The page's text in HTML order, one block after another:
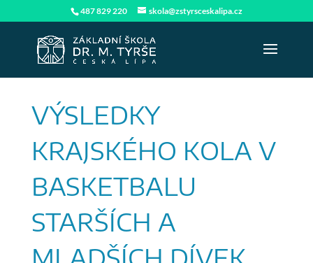
487 829 220 skola@zstyrsceskalipa.cz
VÝSLEDKY
KRAJSKÉHO KOLA V
BASKETBALU
STARŠÍCH A